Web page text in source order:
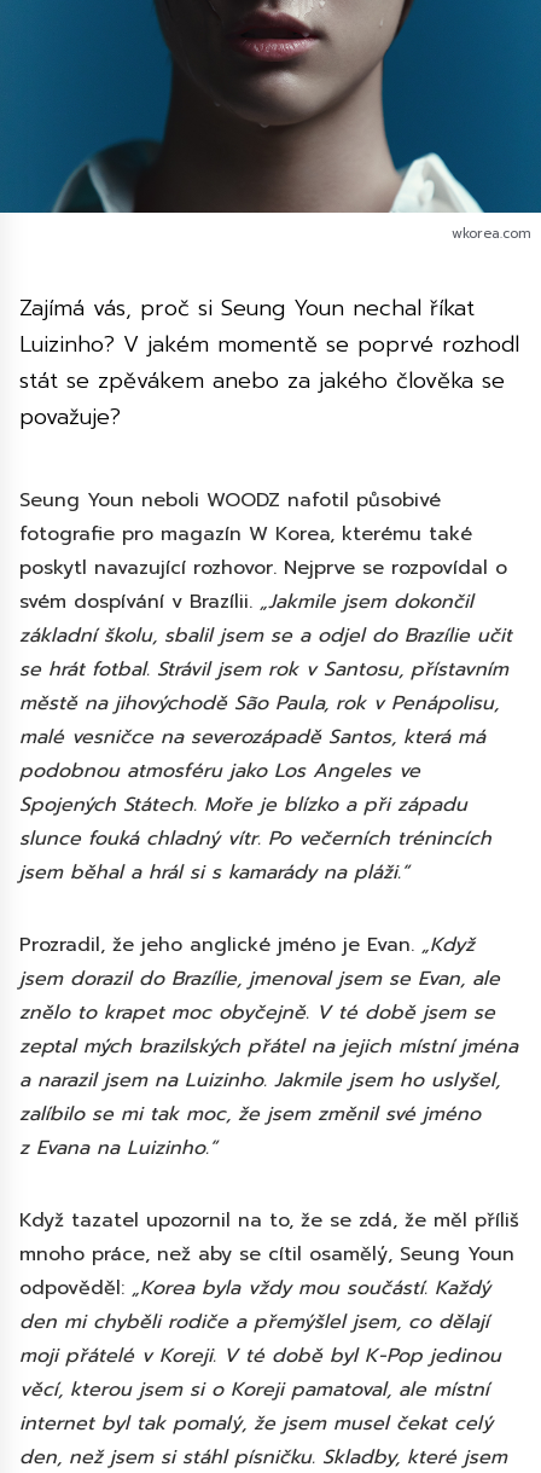
wkorea.com
Zajímá vás, proč si Seung Youn nechal říkat
Luizinho? V jakém momentě se poprvé rozhodl
stát se zpěvákem anebo za jakého člověka se
považuje?
Seung Youn neboli WOODZ nafotil působivé
fotografie pro magazín W Korea, kterému také
poskytl navazující rozhovor. Nejprve se rozpovídal o
svém dospívání v Brazílii. „Jakmile jsem dokončil
základní školu, sbalil jsem se a odjel do Brazílie učit
se hrát fotbal. Strávil jsem rok v Santosu, přístavním
městě na jihovýchodě São Paula, rok v Penápolisu,
malé vesničce na severozápadě Santos, která má
podobnou atmosféru jako Los Angeles ve
Spojených Státech. Moře je blízko a při západu
slunce fouká chladný vítr. Po večerních trénincích
jsem běhal a hrál si s kamarády na pláži.“
Prozradil, že jeho anglické jméno je Evan. „Když
jsem dorazil do Brazílie, jmenoval jsem se Evan, ale
znělo to krapet moc obyčejně. V té době jsem se
zeptal mých brazilských přátel na jejich místní jména
a narazil jsem na Luizinho. Jakmile jsem ho uslyšel,
zalíbilo se mi tak moc, že jsem změnil své jméno
z Evana na Luizinho.“
Když tazatel upozornil na to, že se zdá, že měl příliš
mnoho práce, než aby se cítil osamělý, Seung Youn
odpověděl: „Korea byla vždy mou součástí. Každý
den mi chyběli rodiče a přemýšlel jsem, co dělají
moji přátelé v Koreji. V té době byl K-Pop jedinou
věcí, kterou jsem si o Koreji pamatoval, ale místní
internet byl tak pomalý, že jsem musel čekat celý
den, než jsem si stáhl písničku. Skladby, které jsem